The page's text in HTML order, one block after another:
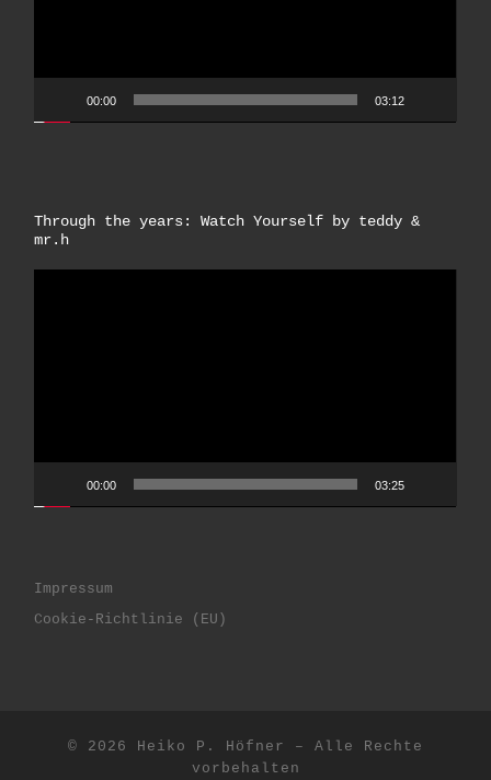
00:00 03:12
Through the years: Watch Yourself by teddy &
mr.h
00:00 03:25
Impressum
Cookie-Richtlinie (EU)
© 2026 Heiko P. Höfner
– Alle Rechte
vorbehalten